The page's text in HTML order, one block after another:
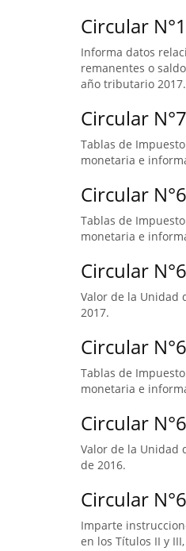
Circular
Informa datos
remanentes o
año tributario 2017.
Circular
Tablas de
monetaria e
Circular
Tablas de
monetaria e
Circular
Valor de la Unidad
2017.
Circular
Tablas de
monetaria e
Circular
Valor de la Unidad
de 2016.
Circular
Imparte
en los Títulos II y